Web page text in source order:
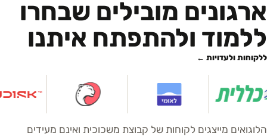
ארגונים מובילים שבחרו
ללמוד ולהתפתח איתנו
ללקוחות ולעדויות ←
הלוגואים מייצגים לקוחות של קבוצת משכוכית ואינם מעידים